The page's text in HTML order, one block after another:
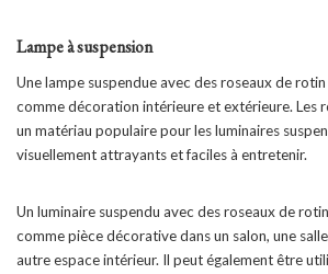
Lampe à suspension
Une lampe suspendue avec des roseaux de
comme décoration intérieure et extérieure. Les
un matériau populaire pour les luminaires
visuellement attrayants et faciles à entretenir.
Un luminaire suspendu avec des roseaux de
comme pièce décorative dans un salon, une
autre espace intérieur. Il peut également être